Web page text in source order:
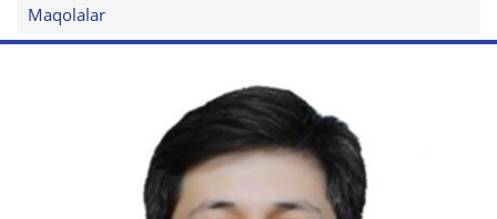
Maqolalar
chatiga xush kelibsiz.
Mavzuni tanlang — keyin shu mavzudagi aniq
savollar chiqadi: